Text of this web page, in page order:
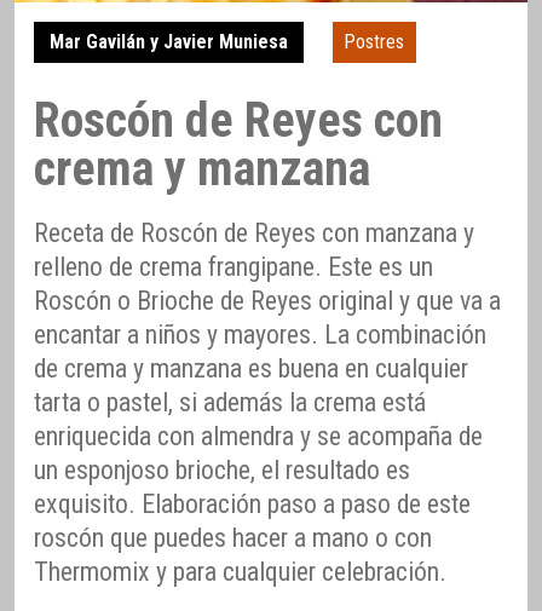
Mar Gavilán y Javier Muniesa Postres
Roscón de Reyes con
crema y manzana
Receta de Roscón de Reyes con manzana y
relleno de crema frangipane. Este es un
Roscón o Brioche de Reyes original y que va a
encantar a niños y mayores. La combinación
de crema y manzana es buena en cualquier
tarta o pastel, si además la crema está
enriquecida con almendra y se acompaña de
un esponjoso brioche, el resultado es
exquisito. Elaboración paso a paso de este
roscón que puedes hacer a mano o con
Thermomix y para cualquier celebración.